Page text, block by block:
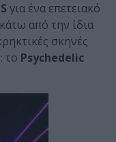
για ένα επετειακό
από την ίδια
σκηνές
το Psychedelic